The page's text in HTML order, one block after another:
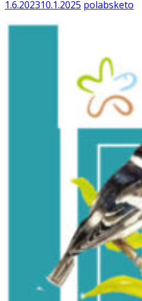
1.6.202310.1.2025 polabsketo